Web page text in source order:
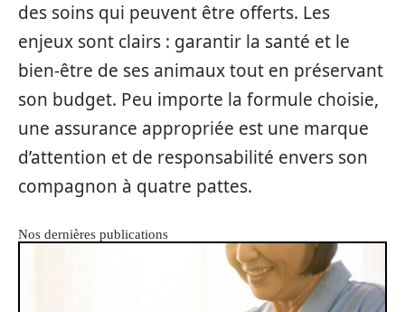
des soins qui peuvent être offerts. Les
enjeux sont clairs : garantir la santé et le
bien-être de ses animaux tout en préservant
son budget. Peu importe la formule choisie,
une assurance appropriée est une marque
d’attention et de responsabilité envers son
compagnon à quatre pattes.
Nos dernières publications